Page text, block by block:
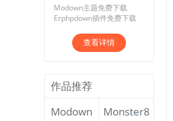
Modown主题免费下载
Erphpdown插件免费下载
查看详情
作品推荐
Modown
Monster8